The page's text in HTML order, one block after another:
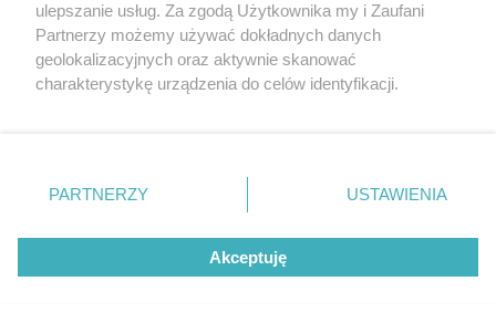
ulepszanie usług. Za zgodą Użytkownika my i Zaufani
Partnerzy możemy używać dokładnych danych
geolokalizacyjnych oraz aktywnie skanować
charakterystykę urządzenia do celów identyfikacji.
zmienić/wycofać klikając przycisk ustawień prywatności
znajdujący się w lewym dolnym rogu strony
rodzaje przetwarzania danych nie wymagają zgody
użytkownika, ale masz prawo sprzeciwić się takiemu
przetwarzaniu. Preferencje będą miały zastosowanie tylko
PARTNERZY USTAWIENIA
Akceptuję